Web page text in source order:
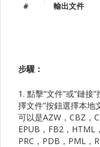
# 輸出文件
步驟：
1. 點擊“文件”或“鏈接
擇文件”按鈕選擇本地
可以是AZW，CBZ，
EPUB，FB2，HTML
PRC，PDB，PML，